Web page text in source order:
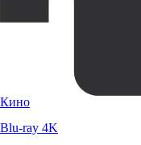
Кино
Blu-ray 4K